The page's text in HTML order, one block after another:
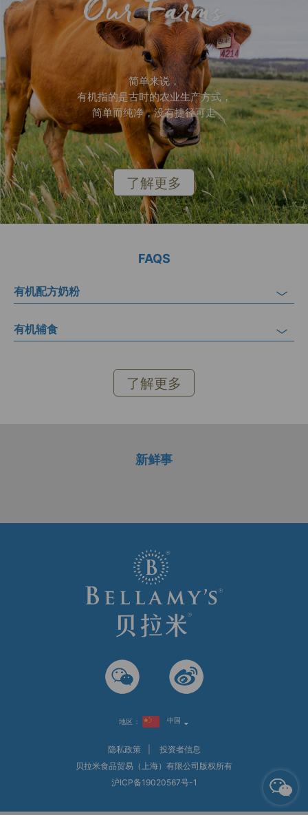
简单来说，
有机指的是古时的农业生产方式，
简单而纯净，没有捷径可走
了解更多
FAQS
有机配方奶粉
有机辅食
了解更多
新鲜事
地区： 中国
隐私政策
投资者信息
贝拉米食品贸易（上海）有限公司版权所有
沪ICP备19020567号-1